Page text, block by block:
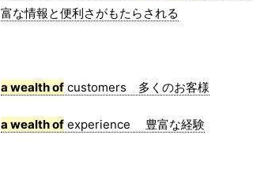
富な情報と便利さがもたらされる
a wealth of customers 多くのお客様
a wealth of experience 豊富な経験